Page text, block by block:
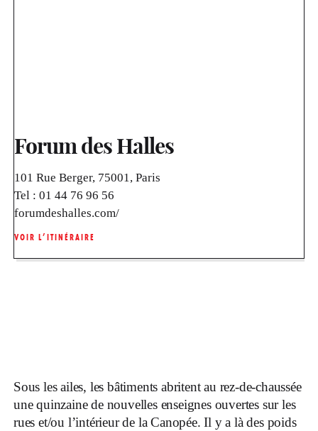
Forum des Halles
101 Rue Berger, 75001, Paris
Tel : 01 44 76 96 56
forumdeshalles.com/
VOIR L’ITINÉRAIRE
Sous les ailes, les bâtiments abritent au rez-de-chaussée
une quinzaine de nouvelles enseignes ouvertes sur les
rues et/ou l’intérieur de la Canopée. Il y a là des poids